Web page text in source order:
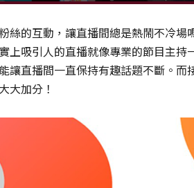
絲的互動，讓直播間總是熱鬧不冷
上吸引人的直播就像專業的節目主
讓直播間一直保持有趣話題不斷。而
大加分！